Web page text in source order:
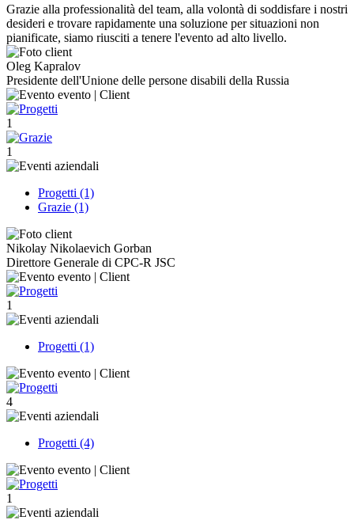
Grazie alla professionalità del team, alla volontà di soddisfare i nostri
desideri e trovare rapidamente una soluzione per situazioni non
pianificate, siamo riusciti a tenere l'evento ad alto livello.
Oleg Kapralov
Presidente dell'Unione delle persone disabili della Russia
1
1
Progetti (1)
Grazie (1)
Nikolay Nikolaevich Gorban
Direttore Generale di CPC-R JSC
1
Progetti (1)
4
Progetti (4)
1